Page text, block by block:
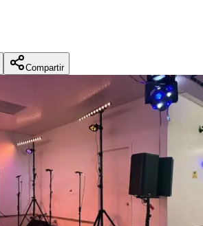
Compartir